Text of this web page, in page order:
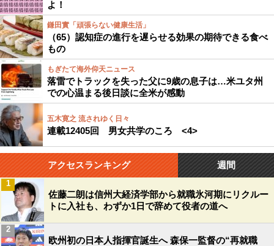
よ！
鎌田實「頑張らない健康生活」
（65）認知症の進行を遅らせる効果の期待できる食べ
もの
もぎたて海外仰天ニュース
落雷でトラックを失った父に9歳の息子は…米ユタ州
での心温まる後日談に全米が感動
五木寛之 流されゆく日々
連載12405回 男女共学のころ <4>
アクセスランキング 週間
佐藤二朗は信州大経済学部から就職氷河期にリクルー
トに入社も、わずか1日で辞めて役者の道へ
1
欧州初の日本人指揮官誕生へ 森保一監督の“再就職
2